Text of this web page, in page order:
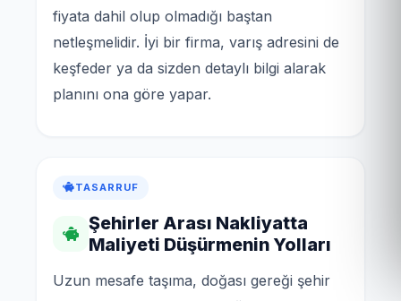
fiyata dahil olup olmadığı baştan
netleşmelidir. İyi bir firma, varış adresini de
keşfeder ya da sizden detaylı bilgi alarak
planını ona göre yapar.
TASARRUF
Şehirler Arası Nakliyatta
Maliyeti Düşürmenin Yolları
Uzun mesafe taşıma, doğası gereği şehir